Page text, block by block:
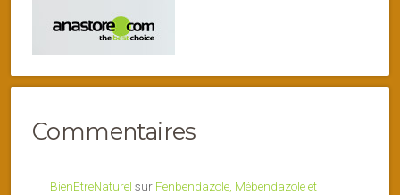
Commentaires
BienEtreNaturel sur Fenbendazole, Mébendazole et